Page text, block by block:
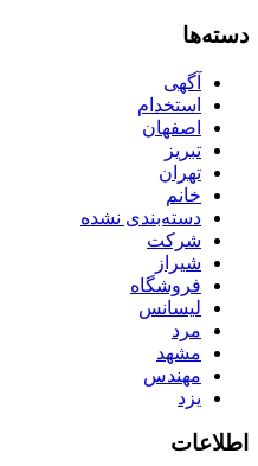
دسته‌ها
آگهی
استخدام
اصفهان
تبریز
تهران
خانم
دسته‌بندی نشده
شرکت
شیراز
فروشگاه
لیسانس
مرد
مشهد
مهندس
یزد
اطلاعات